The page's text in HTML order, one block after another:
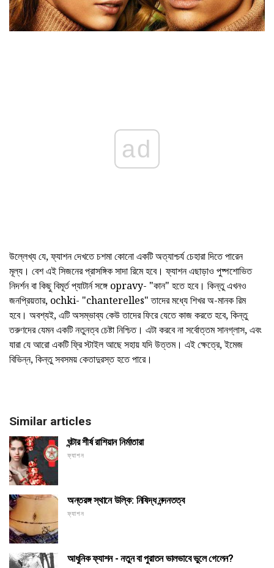
ad
উল্লেখ্য যে, ফ্যাশন দেখতে চশমা কোনো একটি অত্যাশ্চর্য চেহারা দিতে পারেন
মূল্য। বেশ এই সিজনের প্রাসঙ্গিক সাদা রিমে হবে। ফ্যাশন এছাড়াও পুষ্পশোভিত
নিদর্শন বা কিছু বিমূর্ত প্যাটার্ন সঙ্গে opravy- "কান" হতে হবে। কিন্তু এখনও
জনপ্রিয়তার, ochki- "chanterelles" তাদের মধ্যে শিখর অ-মানক রিম
হবে। অবশ্যই, এটি অসম্ভাব্য কেউ তাদের ফিরে যেতে কাজ করতে হবে, কিন্তু
তরুণদের যেমন একটি নতুনত্ব চেষ্টা নিশ্চিত। এটা করবে না সর্বোত্তম সানগ্লাস, এবং
যারা যে আরো একটি ফ্রি স্টাইল আছে সহায় যদি উত্তম। এই ক্ষেত্রে, ইমেজ
বিভিন্ন, কিন্তু সবসময় কেতাদুরস্ত হতে পারে।
Similar articles
ঘন্টার শীর্ষ রাশিয়ান নির্মাতারা
ফ্যাশন
অন্তরঙ্গ স্থানে উল্কি: নিষিদ্ধ নন্দনতত্ব
ফ্যাশন
আধুনিক ফ্যাশন - নতুন বা পুরাতন ভালভাবে ভুলে গেলেন?